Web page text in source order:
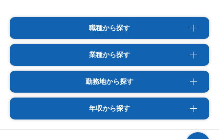
職種から探す
業種から探す
勤務地から探す
年収から探す